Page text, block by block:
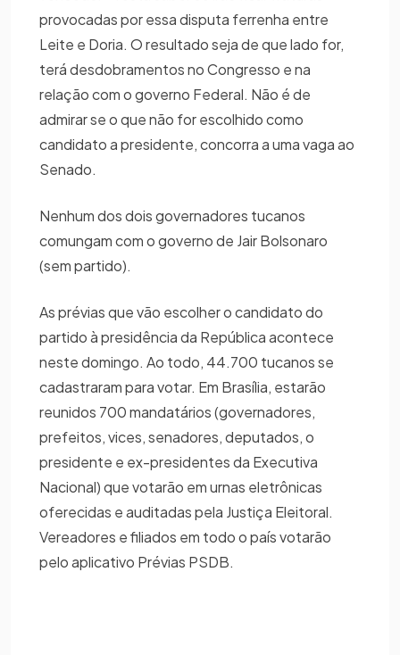
provocadas por essa disputa ferrenha entre
Leite e Doria. O resultado seja de que lado for,
terá desdobramentos no Congresso e na
relação com o governo Federal. Não é de
admirar se o que não for escolhido como
candidato a presidente, concorra a uma vaga ao
Senado.
Nenhum dos dois governadores tucanos
comungam com o governo de Jair Bolsonaro
(sem partido).
As prévias que vão escolher o candidato do
partido à presidência da República acontece
neste domingo. Ao todo, 44.700 tucanos se
cadastraram para votar. Em Brasília, estarão
reunidos 700 mandatários (governadores,
prefeitos, vices, senadores, deputados, o
presidente e ex-presidentes da Executiva
Nacional) que votarão em urnas eletrônicas
oferecidas e auditadas pela Justiça Eleitoral.
Vereadores e filiados em todo o país votarão
pelo aplicativo Prévias PSDB.